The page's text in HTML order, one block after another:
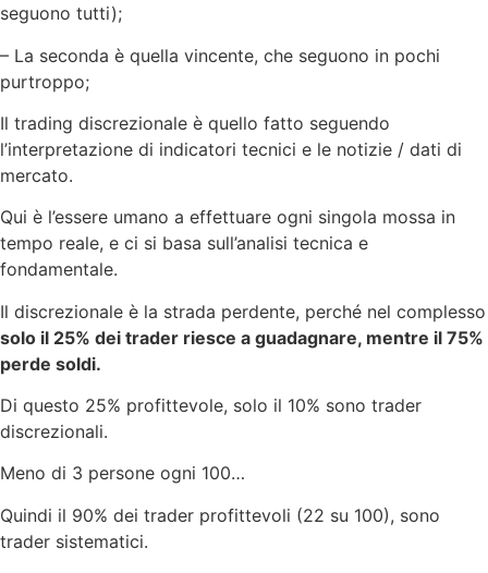
seguono tutti);
– La seconda è quella vincente, che seguono in pochi
purtroppo;
Il trading discrezionale è quello fatto seguendo
l’interpretazione di indicatori tecnici e le notizie / dati di
mercato.
Qui è l’essere umano a effettuare ogni singola mossa in
tempo reale, e ci si basa sull’analisi tecnica e
fondamentale.
Il discrezionale è la strada perdente, perché nel complesso
solo il 25% dei trader riesce a guadagnare, mentre il 75%
perde soldi.
Di questo 25% profittevole, solo il 10% sono trader
discrezionali.
Meno di 3 persone ogni 100…
Quindi il 90% dei trader profittevoli (22 su 100), sono
trader sistematici.